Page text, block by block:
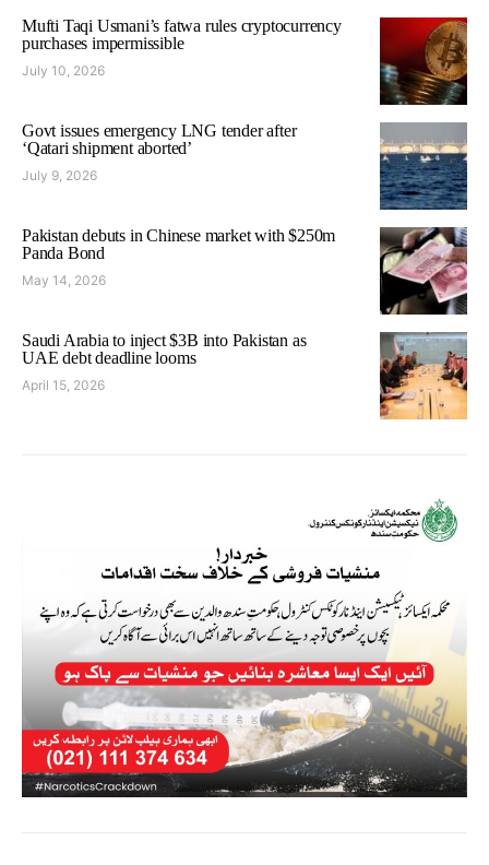
Mufti Taqi Usmani’s fatwa rules cryptocurrency
purchases impermissible
July 10, 2026
Govt issues emergency LNG tender after
‘Qatari shipment aborted’
July 9, 2026
Pakistan debuts in Chinese market with $250m
Panda Bond
May 14, 2026
Saudi Arabia to inject $3B into Pakistan as
UAE debt deadline looms
April 15, 2026